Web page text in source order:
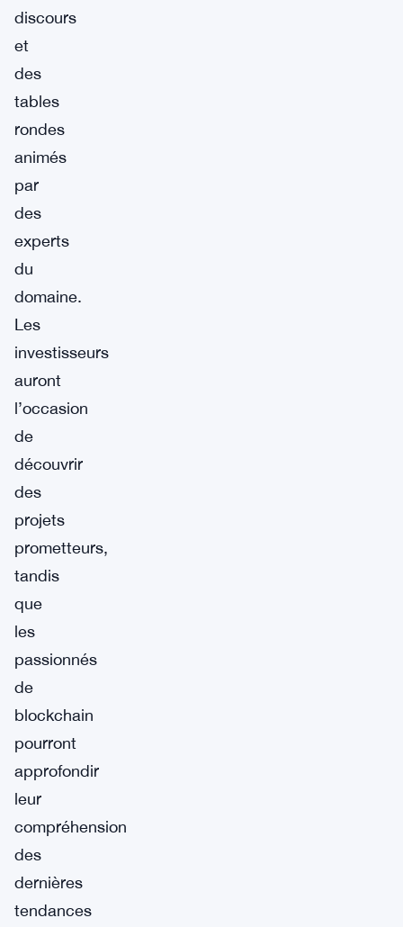
discours
et
des
tables
rondes
animés
par
des
experts
du
domaine.
Les
investisseurs
auront
l’occasion
de
découvrir
des
projets
prometteurs,
tandis
que
les
passionnés
de
blockchain
pourront
approfondir
leur
compréhension
des
dernières
tendances